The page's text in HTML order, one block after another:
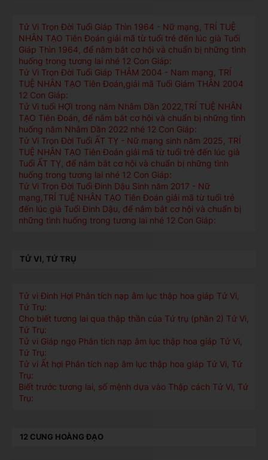
Tử Vi Trọn Đời Tuổi Giáp Thìn 1964 - Nữ mạng, TRÍ TUỆ
NHÂN TẠO Tiên Đoán giải mã từ tuổi trẻ đến lúc già Tuổi
Giáp Thìn 1964, để nắm bắt cơ hội và chuẩn bị những tình
huống trong tương lai nhé 12 Con Giáp:
Tử Vi Trọn Đời Tuổi Giáp THÂM 2004 - Nam mạng, TRÍ
TUỆ NHÂN TẠO Tiên Đoán,giải mã Tuổi Giám THÂN 2004
12 Con Giáp:
Tử Vi tuổi HỢI trong năm Nhâm Dần 2022,TRÍ TUỆ NHÂN
TẠO Tiên Đoán, để nắm bắt cơ hội và chuẩn bị những tình
huống năm Nhâm Dần 2022 nhé 12 Con Giáp:
Tử Vi Trọn Đời Tuổi ẤT TỴ - Nữ mạng sinh năm 2025, TRÍ
TUỆ NHÂN TẠO Tiên Đoán giải mã từ tuổi trẻ đến lúc già
Tuổi ẤT TỴ, để nắm bắt cơ hội và chuẩn bị những tình
huống trong tương lai nhé 12 Con Giáp:
Tử Vi Trọn Đời Tuổi Đinh Dậu Sinh năm 2017 - Nữ
mạng,TRÍ TUỆ NHÂN TẠO Tiên Đoán giải mã từ tuổi trẻ
đến lúc già Tuổi Đinh Dậu, để nắm bắt cơ hội và chuẩn bị
những tình huống trong tương lai nhé 12 Con Giáp:
TỬ VI, TỨ TRỤ
Tử vi Đinh Hợi Phân tích nạp âm lục thập hoa giáp Tử Vi,
Tứ Trụ:
Cho biết tương lai qua thập thần của Tứ trụ (phần 2) Tử Vi,
Tứ Trụ:
Tử vi Giáp ngọ Phân tích nạp âm lục thập hoa giáp Tử Vi,
Tứ Trụ:
Tử vi Ất hợi Phân tích nạp âm lục thập hoa giáp Tử Vi, Tứ
Trụ:
Biết trước tương lai, số mệnh dựa vào Thập cách Tử Vi, Tứ
Trụ:
12 CUNG HOÀNG ĐẠO